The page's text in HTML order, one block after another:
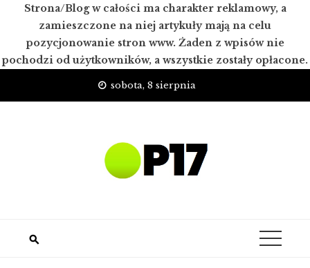
Strona/Blog w całości ma charakter reklamowy, a
zamieszczone na niej artykuły mają na celu
pozycjonowanie stron www. Żaden z wpisów nie
pochodzi od użytkowników, a wszystkie zostały opłacone.
sobota, 8 sierpnia